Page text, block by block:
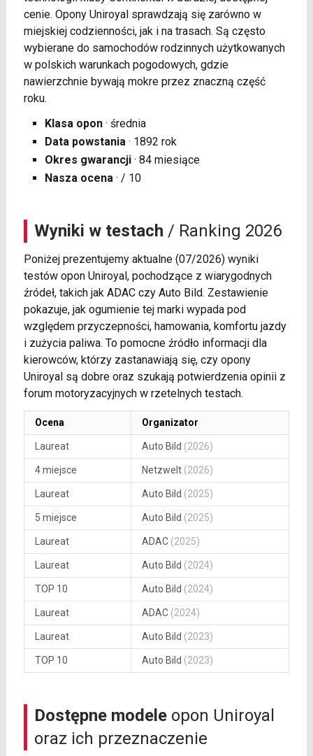
cenie. Opony Uniroyal sprawdzają się zarówno w
miejskiej codzienności, jak i na trasach. Są często
wybierane do samochodów rodzinnych użytkowanych
w polskich warunkach pogodowych, gdzie
nawierzchnie bywają mokre przez znaczną część
roku.
Klasa opon· średnia
Data powstania · 1892 rok
Okres gwarancji· 84 miesiące
Nasza ocena · / 10
Wyniki w testach / Ranking 2026
Poniżej prezentujemy aktualne (07/2026) wyniki
testów opon Uniroyal, pochodzące z wiarygodnych
źródeł, takich jak ADAC czy Auto Bild. Zestawienie
pokazuje, jak ogumienie tej marki wypada pod
względem przyczepności, hamowania, komfortu jazdy
i zużycia paliwa. To pomocne źródło informacji dla
kierowców, którzy zastanawiają się, czy opony
Uniroyal są dobre oraz szukają potwierdzenia opinii z
forum motoryzacyjnych w rzetelnych testach.
Ocena Organizator
Laureat Auto Bild (2026)
4 miejsce Netzwelt (2026)
Laureat Auto Bild (2025)
5 miejsce Auto Bild (2025)
Laureat ADAC (2025)
Laureat Auto Bild (2024)
TOP 10 Auto Bild (2024)
Laureat ADAC (2024)
Laureat Auto Bild (2023)
TOP 10 Auto Bild (2023)
Dostępne modeleopon Uniroyal
oraz ich przeznaczenie